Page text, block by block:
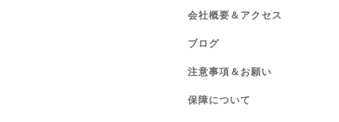
会社概要＆アクセス
ブログ
注意事項＆お願い
保障について